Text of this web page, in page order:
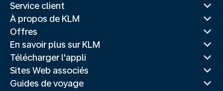
Service client
À propos de KLM
Offres
En savoir plus sur KLM
Télécharger l'appli
Sites Web associés
Guides de voyage